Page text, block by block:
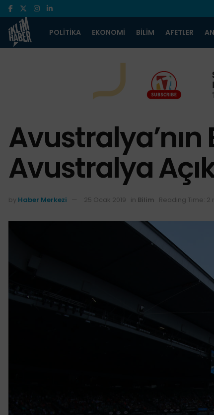
POLITIKA EKONOMI BILIM AFETLER
Avustralya’nın
Avustralya
by Haber Merkezi 25 Ocak 2019 in Bilim Reading Time: 2